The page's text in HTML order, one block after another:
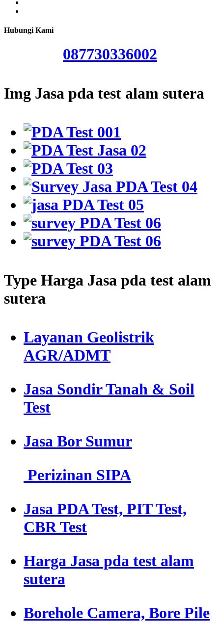
Hubungi Kami
087730336002
Img Jasa pda test alam sutera
Type Harga Jasa pda test alam
sutera
Layanan Geolistrik
AGR/ADMT
Jasa Sondir Tanah & Soil
Test
Jasa Bor Sumur
Perizinan SIPA
Jasa PDA Test, PIT Test,
CBR Test
Harga Jasa pda test alam
sutera
Borehole Camera, Bore Pile